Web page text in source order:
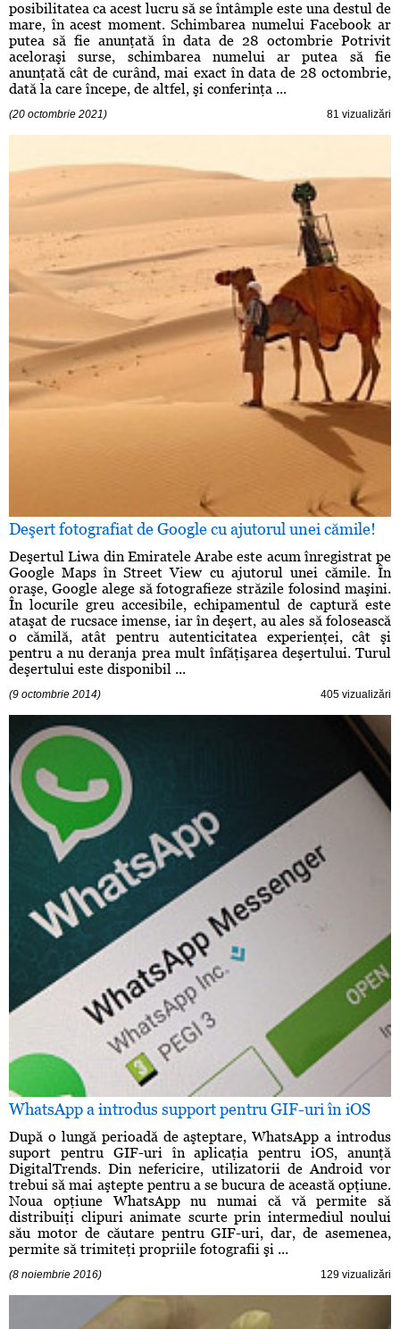
posibilitatea ca acest lucru să se întâmple este una destul de
mare, în acest moment. Schimbarea numelui Facebook ar
putea să fie anunţată în data de 28 octombrie Potrivit
aceloraşi surse, schimbarea numelui ar putea să fie
anunţată cât de curând, mai exact în data de 28 octombrie,
dată la care începe, de altfel, şi conferinţa ...
(20 octombrie 2021) 81 vizualizări
Deşert fotografiat de Google cu ajutorul unei cămile!
Deşertul Liwa din Emiratele Arabe este acum înregistrat pe
Google Maps în Street View cu ajutorul unei cămile. În
oraşe, Google alege să fotografieze străzile folosind maşini.
În locurile greu accesibile, echipamentul de captură este
ataşat de rucsace imense, iar în deşert, au ales să folosească
o cămilă, atât pentru autenticitatea experienţei, cât şi
pentru a nu deranja prea mult înfăţişarea deşertului. Turul
deşertului este disponibil ...
(9 octombrie 2014) 405 vizualizări
WhatsApp a introdus support pentru GIF-uri în iOS
După o lungă perioadă de aşteptare, WhatsApp a introdus
suport pentru GIF-uri în aplicaţia pentru iOS, anunţă
DigitalTrends. Din nefericire, utilizatorii de Android vor
trebui să mai aştepte pentru a se bucura de această opţiune.
Noua opţiune WhatsApp nu numai că vă permite să
distribuiţi clipuri animate scurte prin intermediul noului
său motor de căutare pentru GIF-uri, dar, de asemenea,
permite să trimiteţi propriile fotografii şi ...
(8 noiembrie 2016) 129 vizualizări